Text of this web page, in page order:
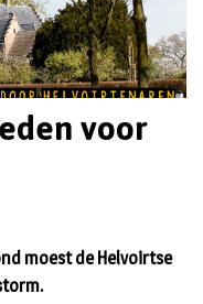
voor
moest de Helvoirtse